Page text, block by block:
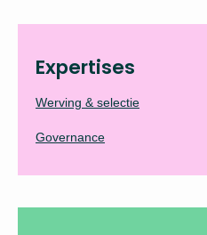
Expertises
Werving & selectie
Governance